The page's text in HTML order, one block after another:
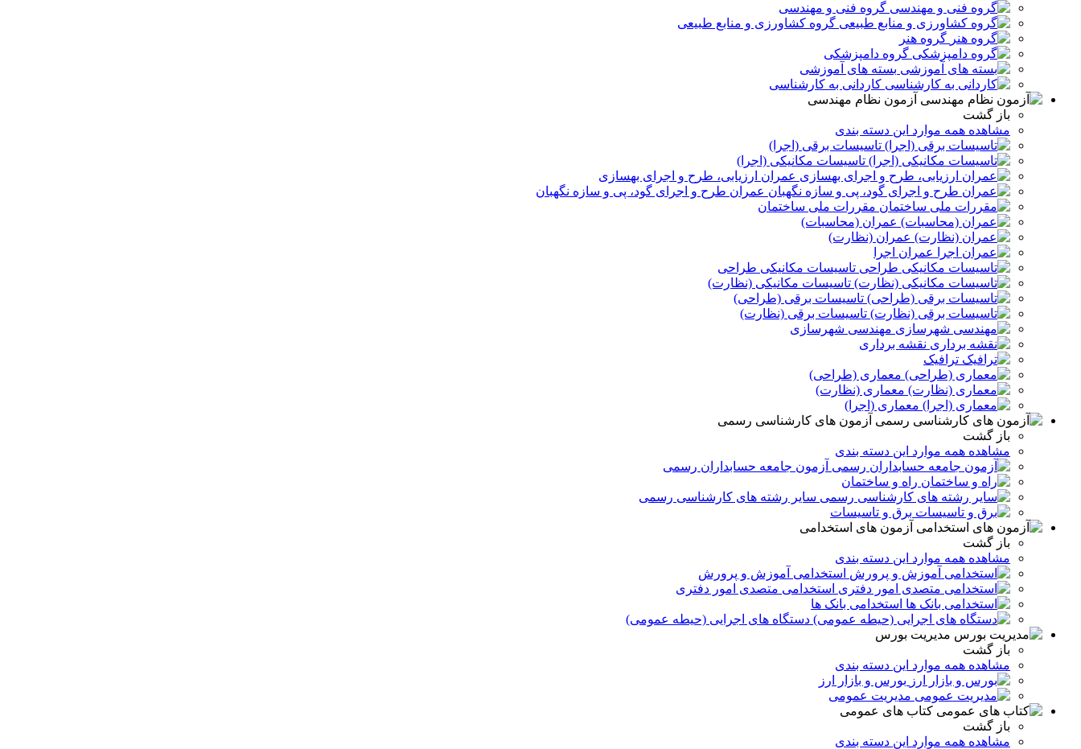
گروه فنی و مهندسی
گروه کشاورزی و منابع طبیعی
گروه هنر
گروه دامپزشکی
بسته های آموزشی
کاردانی به کارشناسی
آزمون نظام مهندسی
باز گشت
مشاهده همه موارد این دسته بندی
تاسیسات برقی (اجرا)
تاسیسات مکانیکی (اجرا)
عمران ارزیابی، طرح و اجرای بهسازی
عمران طرح و اجرای گود، پی و سازه نگهبان
مقررات ملی ساختمان
عمران (محاسبات)
عمران (نظارت)
عمران اجرا
تاسیسات مکانیکی طراحی
تاسیسات مکانیکی (نظارت)
تاسیسات برقی (طراحی)
تاسیسات برقی (نظارت)
مهندسی شهرسازی
نقشه برداری
ترافیک
معماری (طراحی)
معماری (نظارت)
معماری (اجرا)
آزمون های کارشناسی رسمی
باز گشت
مشاهده همه موارد این دسته بندی
آزمون جامعه حسابداران رسمی
راه و ساختمان
سایر رشته های کارشناسی رسمی
برق و تاسيسات
آزمون های استخدامی
باز گشت
مشاهده همه موارد این دسته بندی
استخدامی آموزش و پرورش
استخدامی متصدی امور دفتری
استخدامی بانک ها
دستگاه های اجرایی (حیطه عمومی)
مدیریت بورس
باز گشت
مشاهده همه موارد این دسته بندی
بورس و بازار ارز
مدیریت عمومی
کتاب های عمومی
باز گشت
مشاهده همه موارد این دسته بندی